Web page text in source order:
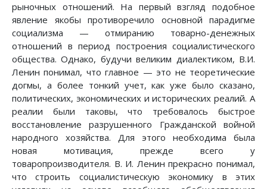
рыночных отношений. На первый взгляд подобное
явление якобы противоречило основной парадигме
социализма — отмиранию товарно-денежных
отношений в период построения социалистического
общества. Однако, будучи великим диалектиком, В.И.
Ленин понимал, что главное — это не теоретические
догмы, а более тонкий учет, как уже было сказано,
политических, экономических и исторических реалий. А
реалии были таковы, что требовалось быстрое
восстановление разрушенного Гражданской войной
народного хозяйства. Для этого необходима была
новая мотивация, прежде всего у
товаропроизводителя. В. И. Ленин прекрасно понимал,
что строить социалистическую экономику в этих